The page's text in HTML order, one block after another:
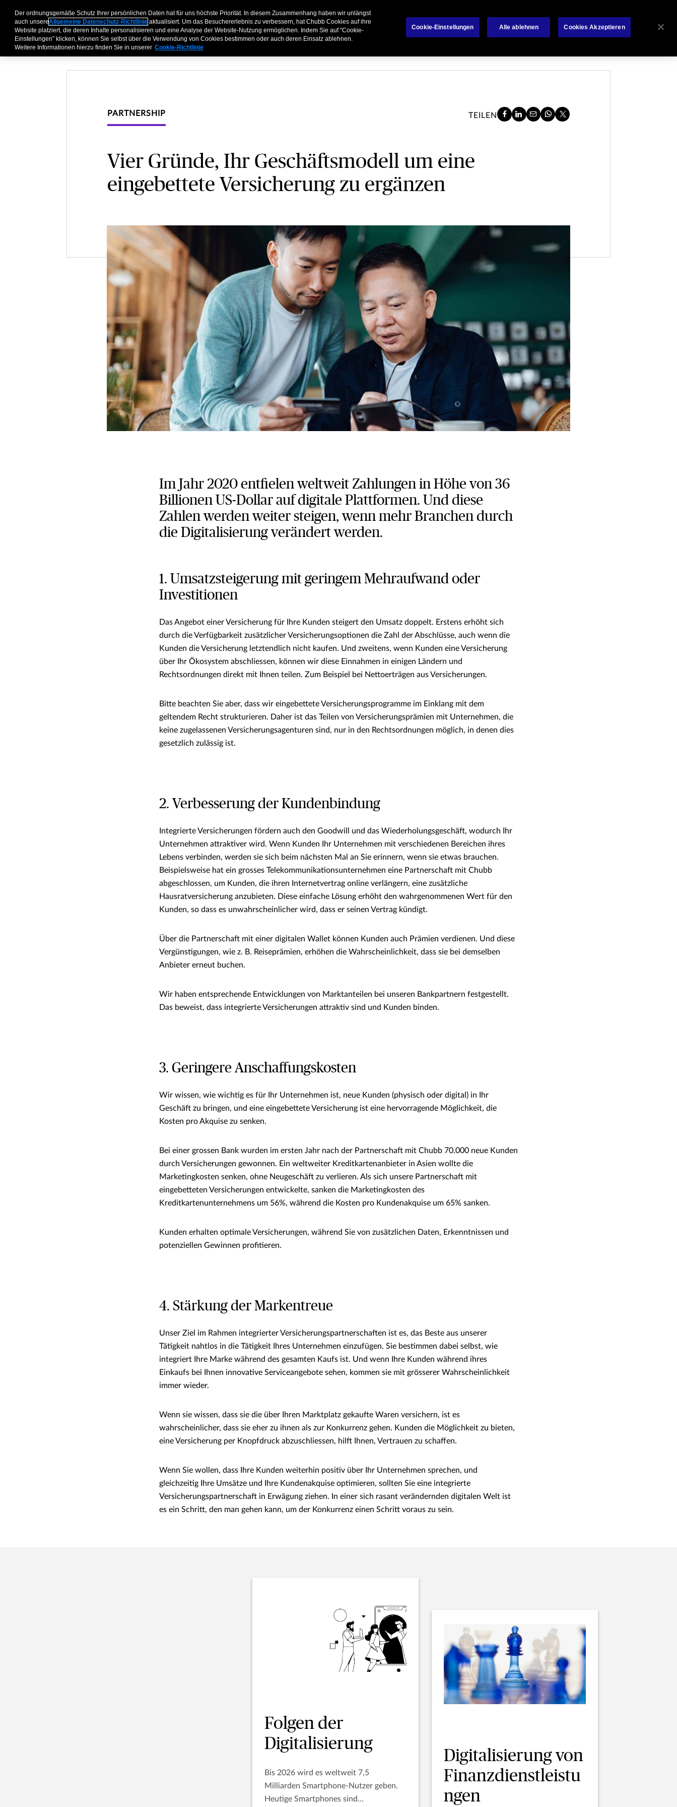
GeschäftskundenPrivatkundenGeschäftspartnerBroker Über ChubbNewsKontakt Français
PARTNERSHIP TEILEN
Vier Gründe, Ihr Geschäftsmodell um eine
eingebettete Versicherung zu ergänzen
Im Jahr 2020 entfielen weltweit Zahlungen in Höhe von 36
Billionen US-Dollar auf digitale Plattformen. Und diese
Zahlen werden weiter steigen, wenn mehr Branchen durch
die Digitalisierung verändert werden.
1. Umsatzsteigerung mit geringem Mehraufwand oder
Investitionen
Das Angebot einer Versicherung für Ihre Kunden steigert den Umsatz doppelt. Erstens erhöht sich
durch die Verfügbarkeit zusätzlicher Versicherungsoptionen die Zahl der Abschlüsse, auch wenn die
Kunden die Versicherung letztendlich nicht kaufen. Und zweitens, wenn Kunden eine Versicherung
über Ihr Ökosystem abschliessen, können wir diese Einnahmen in einigen Ländern und
Rechtsordnungen direkt mit Ihnen teilen. Zum Beispiel bei Nettoerträgen aus Versicherungen.
Bitte beachten Sie aber, dass wir eingebettete Versicherungsprogramme im Einklang mit dem
geltendem Recht strukturieren. Daher ist das Teilen von Versicherungsprämien mit Unternehmen, die
keine zugelassenen Versicherungsagenturen sind, nur in den Rechtsordnungen möglich, in denen dies
gesetzlich zulässig ist.
2. Verbesserung der Kundenbindung
Integrierte Versicherungen fördern auch den Goodwill und das Wiederholungsgeschäft, wodurch Ihr
Unternehmen attraktiver wird. Wenn Kunden Ihr Unternehmen mit verschiedenen Bereichen ihres
Lebens verbinden, werden sie sich beim nächsten Mal an Sie erinnern, wenn sie etwas brauchen.
Beispielsweise hat ein grosses Telekommunikationsunternehmen eine Partnerschaft mit Chubb
abgeschlossen, um Kunden, die ihren Internetvertrag online verlängern, eine zusätzliche
Hausratversicherung anzubieten. Diese einfache Lösung erhöht den wahrgenommenen Wert für den
Kunden, so dass es unwahrscheinlicher wird, dass er seinen Vertrag kündigt.
Über die Partnerschaft mit einer digitalen Wallet können Kunden auch Prämien verdienen. Und diese
Vergünstigungen, wie z. B. Reiseprämien, erhöhen die Wahrscheinlichkeit, dass sie bei demselben
Anbieter erneut buchen.
Wir haben entsprechende Entwicklungen von Marktanteilen bei unseren Bankpartnern festgestellt.
Das beweist, dass integrierte Versicherungen attraktiv sind und Kunden binden.
3. Geringere Anschaffungskosten
Wir wissen, wie wichtig es für Ihr Unternehmen ist, neue Kunden (physisch oder digital) in Ihr
Geschäft zu bringen, und eine eingebettete Versicherung ist eine hervorragende Möglichkeit, die
Kosten pro Akquise zu senken.
Bei einer grossen Bank wurden im ersten Jahr nach der Partnerschaft mit Chubb 70.000 neue Kunden
durch Versicherungen gewonnen. Ein weltweiter Kreditkartenanbieter in Asien wollte die
Marketingkosten senken, ohne Neugeschäft zu verlieren. Als sich unsere Partnerschaft mit
eingebetteten Versicherungen entwickelte, sanken die Marketingkosten des
Kreditkartenunternehmens um 56%, während die Kosten pro Kundenakquise um 65% sanken.
Kunden erhalten optimale Versicherungen, während Sie von zusätzlichen Daten, Erkenntnissen und
potenziellen Gewinnen profitieren.
4. Stärkung der Markentreue
Unser Ziel im Rahmen integrierter Versicherungspartnerschaften ist es, das Beste aus unserer
Tätigkeit nahtlos in die Tätigkeit Ihres Unternehmen einzufügen. Sie bestimmen dabei selbst, wie
integriert Ihre Marke während des gesamten Kaufs ist. Und wenn Ihre Kunden während ihres
Einkaufs bei Ihnen innovative Serviceangebote sehen, kommen sie mit grösserer Wahrscheinlichkeit
immer wieder.
Wenn sie wissen, dass sie die über Ihren Marktplatz gekaufte Waren versichern, ist es
wahrscheinlicher, dass sie eher zu ihnen als zur Konkurrenz gehen. Kunden die Möglichkeit zu bieten,
eine Versicherung per Knopfdruck abzuschliessen, hilft Ihnen, Vertrauen zu schaffen.
Wenn Sie wollen, dass Ihre Kunden weiterhin positiv über Ihr Unternehmen sprechen, und
gleichzeitig Ihre Umsätze und Ihre Kundenakquise optimieren, sollten Sie eine integrierte
Versicherungspartnerschaft in Erwägung ziehen. In einer sich rasant verändernden digitalen Welt ist
es ein Schritt, den man gehen kann, um der Konkurrenz einen Schritt voraus zu sein.
Folgen der
Digitalisierung
Bis 2026 wird es weltweit 7,5
Milliarden Smartphone-Nutzer geben.
Heutige Smartphones sind
Digitalisierung von
Finanzdienstleistu
ngen
Der ordnungsgemäße Schutz Ihrer persönlichen Daten hat für uns höchste Priorität. In diesem Zusammenhang haben wir unlängst
auch unsereAllgemeine Datenschutz-Richtlinie aktualisiert. Um das Besuchererlebnis zu verbessern, hat Chubb Cookies auf ihre
Website platziert, die deren Inhalte personalisieren und eine Analyse der Website-Nutzung ermöglichen. Indem Sie auf "Cookie-
Einstellungen” klicken, können Sie selbst über die Verwendung von Cookies bestimmen oder auch deren Einsatz ablehnen.
Weitere Informationen hierzu finden Sie in unserer Cookie-Richtlinie
Cookie-Einstellungen Alle ablehnen Cookies Akzeptieren